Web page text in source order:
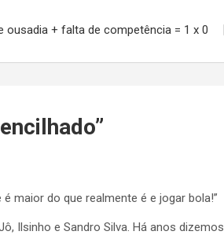
ousadia + falta de competência = 1 x 0
”
maior do que realmente é e jogar bola!”
Ilsinho e Sandro Silva. Há anos dizemos